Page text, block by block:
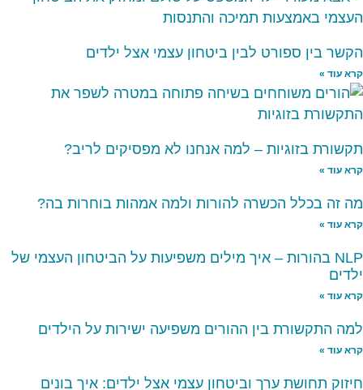
הקשר בין ספורט לבין ביטחון עצמי אצל ילדים
קרא עוד »
תקשורת בזוגיות – למה אנחנו לא מפסיקים לריב?
קרא עוד »
מה זה בכלל הכשרה להורות ולמה אמהות בוחרות בה?
קרא עוד »
NLP בהורות – איך מילים משפיעות על הביטחון העצמי של
ילדים
קרא עוד »
למה התקשורת בין ההורים משפיעה ישירות על הילדים
קרא עוד »
חיזוק תחושת ערך וביטחון עצמי אצל ילדים: איך בונים